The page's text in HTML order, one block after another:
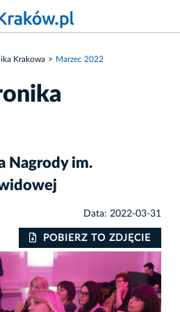
Krakowa Marzec 2022
Nagrody im.
Data: 2022-03-31
POBIERZ TO ZDJĘCIE